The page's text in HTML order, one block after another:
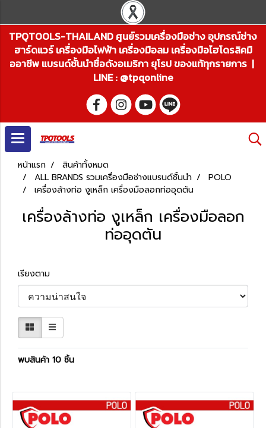
TPQTOOLS-THAILAND ศูนย์รวมเครื่องมือช่าง อุปกรณ์ช่าง
ฮาร์ดแวร์ เครื่องมือไฟฟ้า เครื่องมือลม เครื่องมือไฮโดรลิคมื
ออาชีพ แบรนด์ชั้นนำชื่อดังอเมริกา ยุโรป ของแท้ทุกรายการ |
LINE : @tpqonline
หน้าแรก
สินค้าทั้งหมด
ALL BRANDS รวมเครื่องมือช่างแบรนด์ชั้นนำ
POLO
เครื่องล้างท่อ งูเหล็ก เครื่องมือลอกท่ออุดตัน
เครื่องล้างท่อ งูเหล็ก เครื่องมือลอก
ท่ออุดตัน
เรียงตาม
พบสินค้า 10 ชิ้น